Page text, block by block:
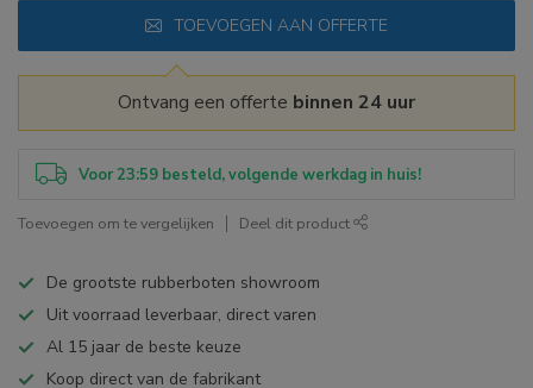
TOEVOEGEN AAN OFFERTE
Ontvang een offerte binnen 24 uur
Voor 23:59 besteld, volgende werkdag in huis!
Toevoegen om te vergelijken Deel dit product
De grootste rubberboten showroom
Uit voorraad leverbaar, direct varen
Al 15 jaar de beste keuze
Koop direct van de fabrikant